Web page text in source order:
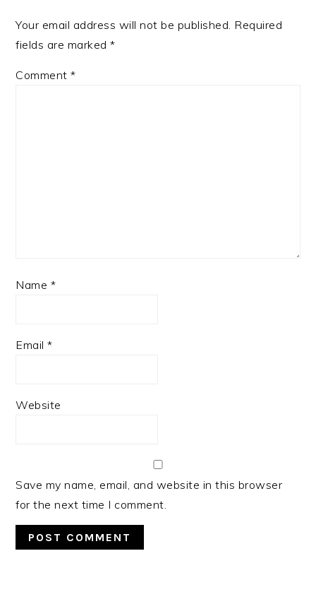
Your email address will not be published. Required
fields are marked*
Comment*
Name *
Email*
Website
Save my name, email, and website in this browser
for the next time I comment.